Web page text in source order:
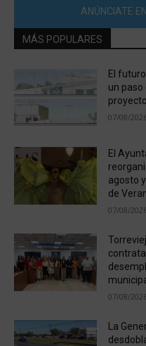
ANÚNCIATE
MÁS POPULARES
El
un paso
07/08/
El
agosto
de
07/08/
07/08/
La